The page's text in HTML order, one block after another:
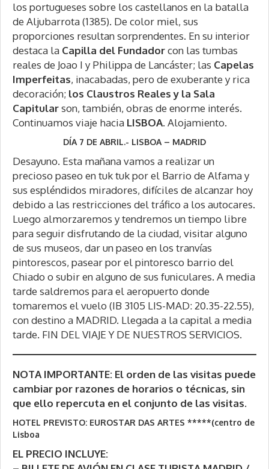
los portugueses sobre los castellanos en la batalla
de Aljubarrota (1385). De color miel, sus
proporciones resultan sorprendentes. En su interior
destaca la Capilla del Fundadorcon las tumbas
reales de Joao I y Philippa de Lancáster; las Capelas
Imperfeitas, inacabadas, pero de exuberante y rica
decoración; los Claustros Reales y la Sala
Capitularson, también, obras de enorme interés.
Continuamos viaje hacia LISBOA. Alojamiento.
DÍA 7 DE ABRIL.- LISBOA – MADRID
Desayuno. Esta mañana vamos a realizar un
precioso paseo en tuk tuk por el Barrio de Alfama y
sus espléndidos miradores, difíciles de alcanzar hoy
debido a las restricciones del tráfico a los autocares.
Luego almorzaremos y tendremos un tiempo libre
para seguir disfrutando de la ciudad, visitar alguno
de sus museos, dar un paseo en los tranvías
pintorescos, pasear por el pintoresco barrio del
Chiado o subir en alguno de sus funiculares. A media
tarde saldremos para el aeropuerto donde
tomaremos el vuelo (IB 3105 LIS-MAD: 20.35-22.55),
con destino a MADRID. Llegada a la capital a media
tarde. FIN DEL VIAJE Y DE NUESTROS SERVICIOS.
NOTA IMPORTANTE: El orden de las visitas puede
cambiar por razones de horarios o técnicas, sin
que ello repercuta en el conjunto de las visitas.
HOTEL PREVISTO: EUROSTAR DAS ARTES *****(centro de
Lisboa
EL PRECIO INCLUYE: